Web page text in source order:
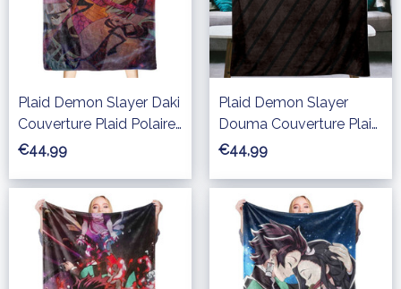
Plaid Demon Slayer Daki
Couverture Plaid Polaire
Plaid Canapé
€44,99
Plaid Demon Slayer
Douma Couverture Plaid
Polaire Plaid Canapé
€44,99